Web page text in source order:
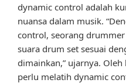
dynamic control adalah
nuansa dalam musik.
control, seorang
suara drum set sesuai
dimainkan,” ujarnya.
perlu melatih dynamic